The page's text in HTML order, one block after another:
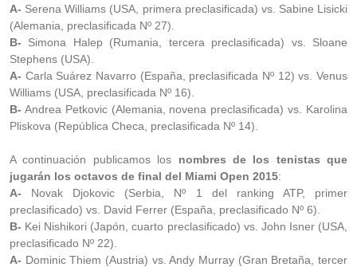
A- Serena Williams (USA, primera preclasificada) vs. Sabine Lisicki
(Alemania, preclasificada Nº 27).
B- Simona Halep (Rumania, tercera preclasificada) vs. Sloane
Stephens (USA).
A- Carla Suárez Navarro (España, preclasificada Nº 12) vs. Venus
Williams (USA, preclasificada Nº 16).
B- Andrea Petkovic (Alemania, novena preclasificada) vs. Karolina
Pliskova (República Checa, preclasificada Nº 14).
A continuación publicamos los nombres de los tenistas que
jugarán los octavos de final del Miami Open 2015:
A- Novak Djokovic (Serbia, Nº 1 del ranking ATP, primer
preclasificado) vs. David Ferrer (España, preclasificado Nº 6).
B- Kei Nishikori (Japón, cuarto preclasificado) vs. John Isner (USA,
preclasificado Nº 22).
A- Dominic Thiem (Austria) vs. Andy Murray (Gran Bretaña, tercer